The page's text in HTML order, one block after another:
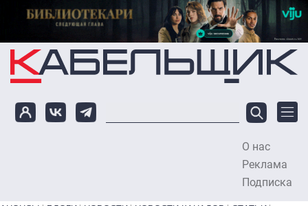
Перейти к основному содержанию
О нас
Реклама
Подписка